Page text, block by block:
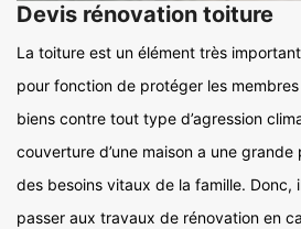
Devis rénovation toiture
La toiture est un élément très
pour fonction de protéger les
biens contre tout type d’agression
couverture d’une maison a une
des besoins vitaux de la famille. Donc,
passer aux travaux de rénovation en